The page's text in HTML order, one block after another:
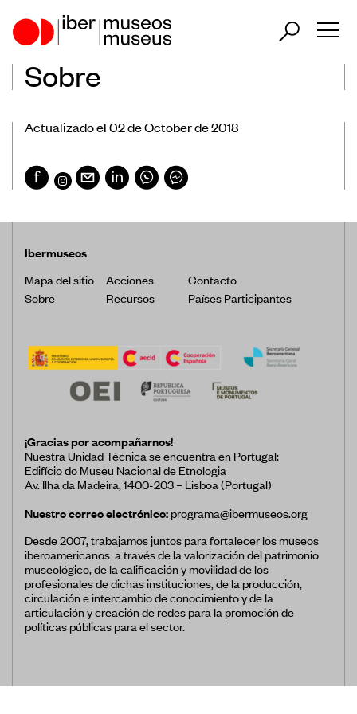
Nuestra Actuación
Encuentros Iberoamericanos de
Observatorio Iberoamericano de
Museos
Educación
Formación y Capacitación
Sostenibilidad
Registro de Museos Iberoamericanos
Sistema de recolección de datos de
público de museos
Iberoamérica
Actualizado el 02 de October de 2018
Sobre
Ibermuseos
Mapa del sitio
Acciones
Contacto
Sobre
Recursos Países Participantes
¡Gracias por acompañarnos!
Nuestra Unidad Técnica se encuentra en Portugal:
Edifício do Museu Nacional de Etnologia
Av. Ilha da Madeira, 1400-203 – Lisboa (Portugal)
Nuestro correo electrónico:programa@ibermuseos.org
Desde 2007, trabajamos juntos para fortalecer los museos
iberoamericanos a través de la valorización del patrimonio
museológico, de la calificación y movilidad de los
profesionales de dichas instituciones, de la producción,
circulación e intercambio de conocimiento y de la
articulación y creación de redes para la promoción de
políticas públicas para el sector.